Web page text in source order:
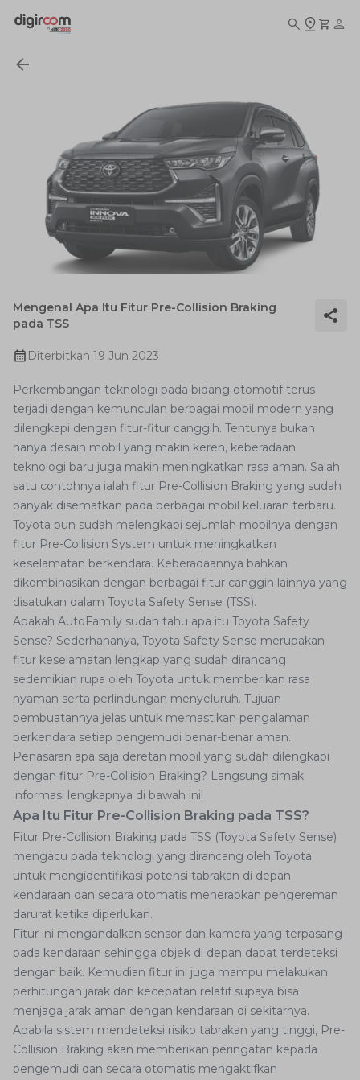
Mengenal Apa Itu Fitur Pre-Collision Braking
pada TSS
Diterbitkan 19 Jun 2023
Perkembangan teknologi pada bidang otomotif terus
terjadi dengan kemunculan berbagai mobil modern yang
dilengkapi dengan fitur-fitur canggih. Tentunya bukan
hanya desain mobil yang makin keren, keberadaan
teknologi baru juga makin meningkatkan rasa aman. Salah
satu contohnya ialah fitur Pre-Collision Braking yang sudah
banyak disematkan pada berbagai mobil keluaran terbaru.
Toyota pun sudah melengkapi sejumlah mobilnya dengan
fitur Pre-Collision System untuk meningkatkan
keselamatan berkendara. Keberadaannya bahkan
dikombinasikan dengan berbagai fitur canggih lainnya yang
disatukan dalam Toyota Safety Sense (TSS).
Apakah AutoFamily sudah tahu apa itu Toyota Safety
Sense? Sederhananya, Toyota Safety Sense merupakan
fitur keselamatan lengkap yang sudah dirancang
sedemikian rupa oleh Toyota untuk memberikan rasa
nyaman serta perlindungan menyeluruh. Tujuan
pembuatannya jelas untuk memastikan pengalaman
berkendara setiap pengemudi benar-benar aman.
Penasaran apa saja deretan mobil yang sudah dilengkapi
dengan fitur Pre-Collision Braking? Langsung simak
informasi lengkapnya di bawah ini!
Apa Itu Fitur Pre-Collision Braking pada TSS?
Fitur Pre-Collision Braking pada TSS (Toyota Safety Sense)
mengacu pada teknologi yang dirancang oleh Toyota
untuk mengidentifikasi potensi tabrakan di depan
kendaraan dan secara otomatis menerapkan pengereman
darurat ketika diperlukan.
Fitur ini mengandalkan sensor dan kamera yang terpasang
pada kendaraan sehingga objek di depan dapat terdeteksi
dengan baik. Kemudian fitur ini juga mampu melakukan
perhitungan jarak dan kecepatan relatif supaya bisa
menjaga jarak aman dengan kendaraan di sekitarnya.
Apabila sistem mendeteksi risiko tabrakan yang tinggi, Pre-
Collision Braking akan memberikan peringatan kepada
pengemudi dan secara otomatis mengaktifkan